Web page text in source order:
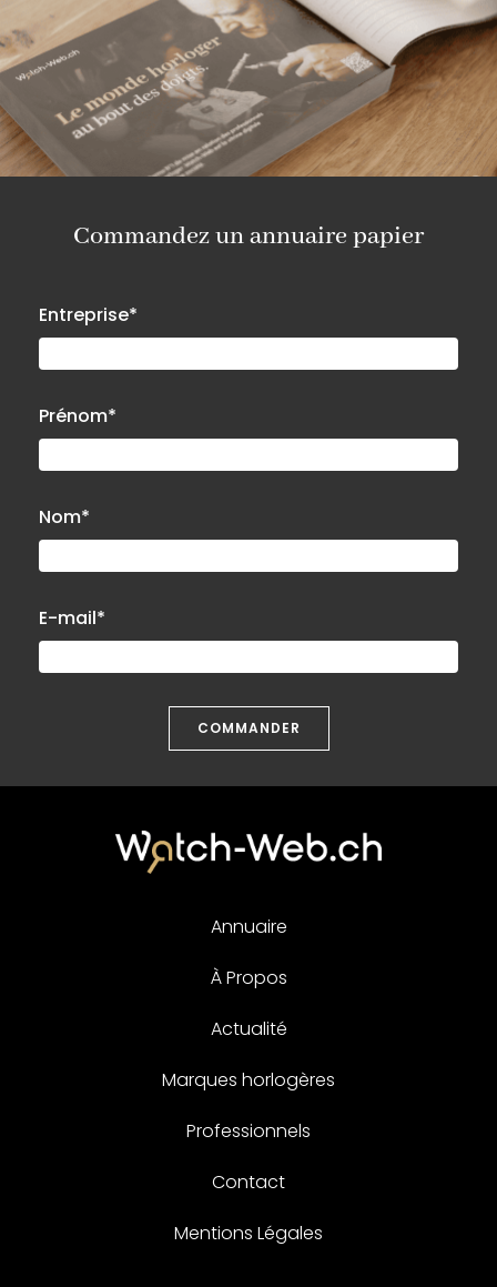
Commandez un annuaire papier
Entreprise*
Prénom*
Nom*
E-mail*
COMMANDER
Annuaire
À Propos
Actualité
Marques horlogères
Professionnels
Contact
Mentions Légales